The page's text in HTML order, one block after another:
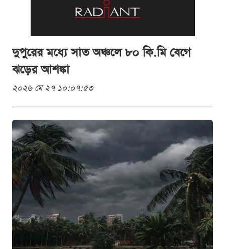
দুপুরের মধ্যে সাত অঞ্চলে ৮০ কি.মি বেগে
ঝড়ের আশঙ্কা
২০২৬ মে ২৭ ১০:০৭:৫৩